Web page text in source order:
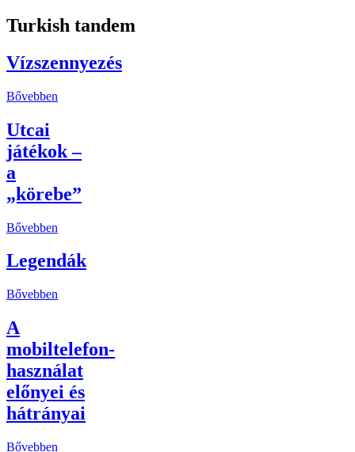
Turkish tandem
Vízszennyezés
Bővebben
Utcai
játékok –
a
„körebe”
Bővebben
Legendák
Bővebben
A
mobiltelefon-
használat
előnyei és
hátrányai
Bővebben